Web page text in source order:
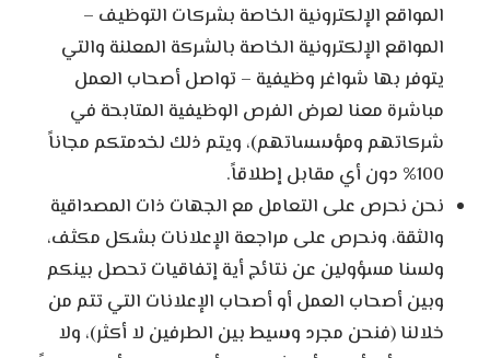
المواقع الإلكترونية الخاصة بشركات التوظيف –
المواقع الإلكترونية الخاصة بالشركة المعلنة والتي
يتوفر بها شواغر وظيفية – تواصل أصحاب العمل
مباشرة معنا لعرض الفرص الوظيفية المتابحة في
شركاتهم ومؤسساتهم)، ويتم ذلك لخدمتكم مجاناً
100% دون أي مقابل إطلاقاً.
نحن نحرص على التعامل مع الجهات ذات المصداقية
والثقة، ونحرص على مراجعة الإعلانات بشكل مكثف،
ولسنا مسؤولين عن نتائج أية إتفاقيات تحصل بينكم
وبين أصحاب العمل أو أصحاب الإعلانات التي تتم من
خلالنا (فنحن مجرد وسيط بين الطرفين لا أكثر)، ولا